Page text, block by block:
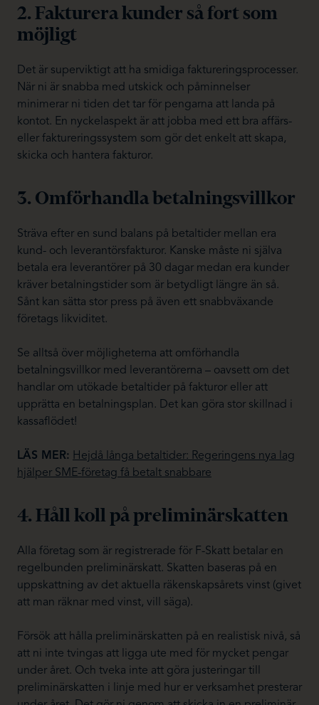
2. Fakturera kunder så fort som
möjligt
Det är superviktigt att ha smidiga faktureringsprocesser.
När ni är snabba med utskick och påminnelser
minimerar ni tiden det tar för pengarna att landa på
kontot. En nyckelaspekt är att jobba med ett bra affärs-
eller faktureringssystem som gör det enkelt att skapa,
skicka och hantera fakturor.
3. Omförhandla betalningsvillkor
Sträva efter en sund balans på betaltider mellan era
kund- och leverantörsfakturor. Kanske måste ni själva
betala era leverantörer på 30 dagar medan era kunder
kräver betalningstider som är betydligt längre än så.
Sånt kan sätta stor press på även ett snabbväxande
företags likviditet.
Se alltså över möjligheterna att omförhandla
betalningsvillkor med leverantörerna – oavsett om det
handlar om utökade betaltider på fakturor eller att
upprätta en betalningsplan. Det kan göra stor skillnad i
kassaflödet!
LÄS MER: Hejdå långa betaltider: Regeringens nya lag
hjälper SME-företag få betalt snabbare
4. Håll koll på preliminärskatten
Alla företag som är registrerade för F-Skatt betalar en
regelbunden preliminärskatt. Skatten baseras på en
uppskattning av det aktuella räkenskapsårets vinst (givet
att man räknar med vinst, vill säga).
Försök att hålla preliminärskatten på en realistisk nivå, så
att ni inte tvingas att ligga ute med för mycket pengar
under året. Och tveka inte att göra justeringar till
preliminärskatten i linje med hur er verksamhet presterar